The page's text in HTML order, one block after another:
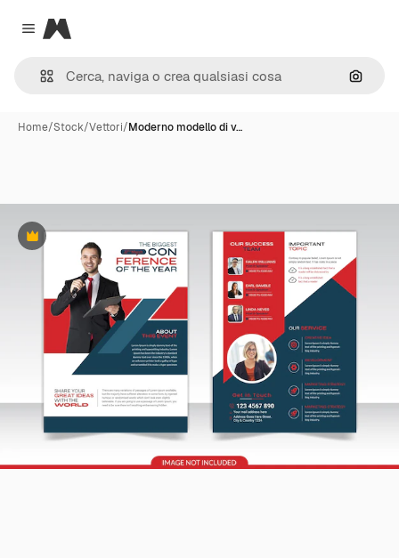
Close menu
Magnific
Cerca
Home/Stock/Vettori/Moderno modello di v…
Premium